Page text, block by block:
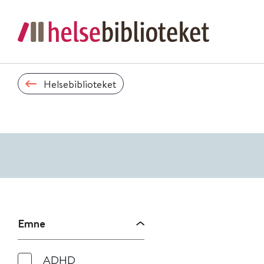
Helsebiblioteket
Emne
ADHD